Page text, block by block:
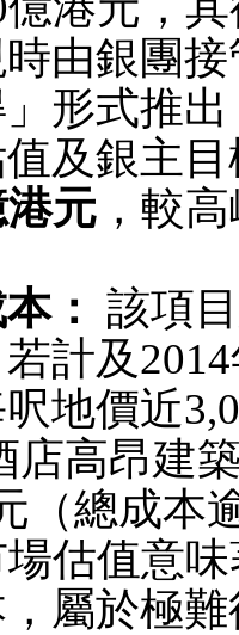
由銀團
」形式推
及銀主
元 ，較
： 該項
計及
地價近
店高昂建
（總成本
估值意
屬於極